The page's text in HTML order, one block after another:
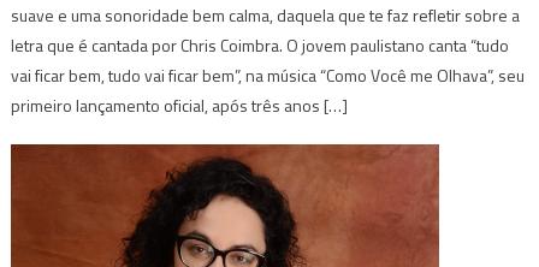
suave e uma sonoridade bem calma, daquela que te faz refletir sobre a
letra que é cantada por Chris Coimbra. O jovem paulistano canta “tudo
vai ficar bem, tudo vai ficar bem”, na música “Como Você me Olhava”, seu
primeiro lançamento oficial, após três anos […]